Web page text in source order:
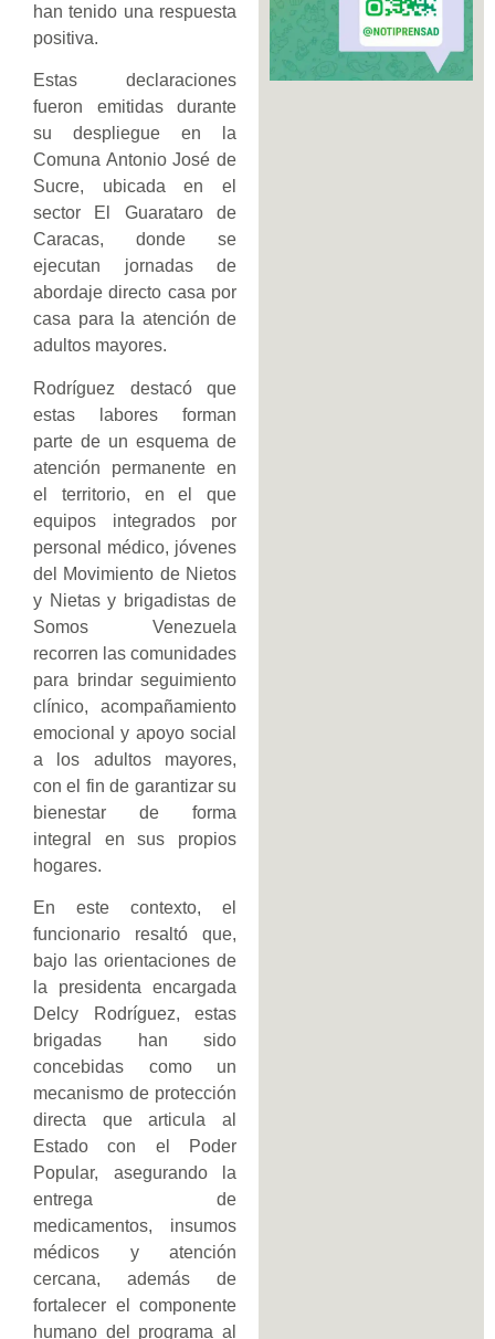
han tenido una respuesta
positiva.
Estas declaraciones
fueron emitidas durante
su despliegue en la
Comuna Antonio José de
Sucre, ubicada en el
sector El Guarataro de
Caracas, donde se
ejecutan jornadas de
abordaje directo casa por
casa para la atención de
adultos mayores.
Rodríguez destacó que
estas labores forman
parte de un esquema de
atención permanente en
el territorio, en el que
equipos integrados por
personal médico, jóvenes
del Movimiento de Nietos
y Nietas y brigadistas de
Somos Venezuela
recorren las comunidades
para brindar seguimiento
clínico, acompañamiento
emocional y apoyo social
a los adultos mayores,
con el fin de garantizar su
bienestar de forma
integral en sus propios
hogares.
En este contexto, el
funcionario resaltó que,
bajo las orientaciones de
la presidenta encargada
Delcy Rodríguez, estas
brigadas han sido
concebidas como un
mecanismo de protección
directa que articula al
Estado con el Poder
Popular, asegurando la
entrega de
medicamentos, insumos
médicos y atención
cercana, además de
fortalecer el componente
humano del programa al